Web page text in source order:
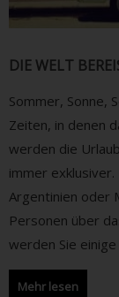
DIE WELT
Sommer, Sonne,
Zeiten, in denen
werden die
immer exklusiver.
Argentinien oder
Personen über
werden Sie
Mehr lesen